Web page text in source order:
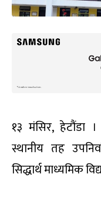
१३ मंसिर, हेटौंडा
स्थानीय तह
सिद्धार्थ माध्यमिक